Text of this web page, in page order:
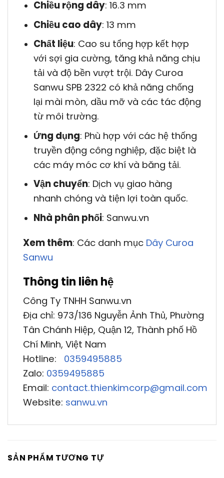
Chiều rộng dây: 16.3 mm
Chiều cao dây: 13 mm
Chất liệu: Cao su tổng hợp kết hợp
với sợi gia cường, tăng khả năng chịu
tải và độ bền vượt trội. Dây Curoa
Sanwu SPB 2322 có khả năng chống
lại mài mòn, dầu mỡ và các tác động
từ môi trường.
Ứng dụng: Phù hợp với các hệ thống
truyền động công nghiệp, đặc biệt là
các máy móc cơ khí và băng tải.
Vận chuyển: Dịch vụ giao hàng
nhanh chóng và tiện lợi toàn quốc.
Nhà phân phối: Sanwu.vn
Xem thêm: Các danh mục Dây Curoa
Sanwu
Thông tin liên hệ
Công Ty TNHH Sanwu.vn
Địa chỉ: 973/136 Nguyễn Ảnh Thủ, Phường
Tân Chánh Hiệp, Quận 12, Thành phố Hồ
Chí Minh, Việt Nam
Hotline: 0359495885
Zalo: 0359495885
Email: contact.thienkimcorp@gmail.com
Website: sanwu.vn
SẢN PHẨM TƯƠNG TỰ